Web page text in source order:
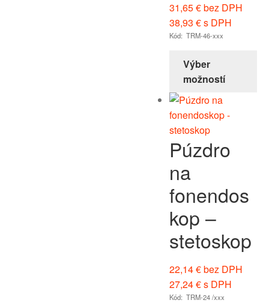
31,65€bez DPH
38,93 €s DPH
Kód: TRM-46-xxx
Výber
možností
Púzdro
na
fonendos
kop –
stetoskop
22,14€bez DPH
27,24€s DPH
Kód: TRM-24 /xxx